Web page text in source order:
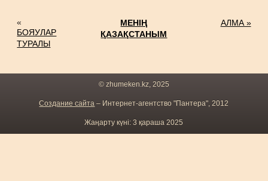
«
БОЯУЛАР
ТУРАЛЫ
МЕНІҢ
ҚАЗАҚСТАНЫМ
АЛМА »
© zhumeken.kz, 2025
Создание сайта – Интернет-агентство "Пантера", 2012
Жаңарту күні: 3 қараша 2025